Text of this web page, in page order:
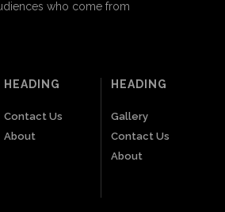
who come from
HEADING
Contact Us
About
HEADING
Gallery
Contact Us
About